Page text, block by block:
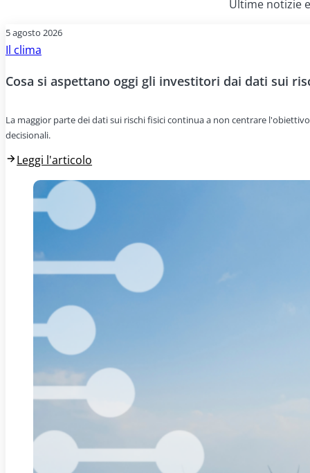
Ultime notizie
5 agosto 2026
Il clima
Cosa si aspettano oggi gli investitori dai dati sui
La maggior parte dei dati sui rischi fisici continua a non centrare
decisionali.
Leggi l'articolo